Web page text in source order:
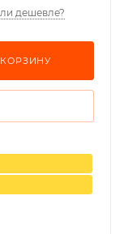
дешевле?